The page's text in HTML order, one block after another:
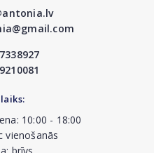
10:00 - 18:00
vienošanās